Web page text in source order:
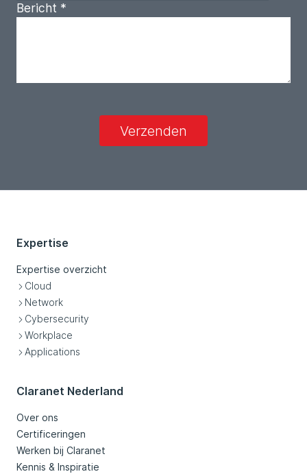
Bericht *
Verzenden
Expertise
Expertise overzicht
Cloud
Network
Cybersecurity
Workplace
Applications
Claranet Nederland
Over ons
Certificeringen
Werken bij Claranet
Kennis & Inspiratie